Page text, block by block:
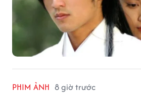
PHIM ẢNH 8 giờ trước